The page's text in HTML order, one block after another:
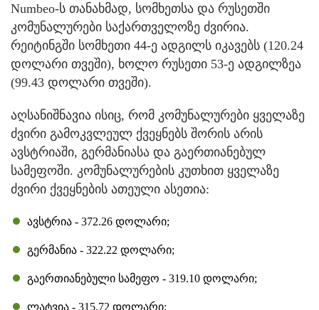
Numbeo-ს თანახმად, სომხეთსა და რუსეთში
კომუნალურები საქართველოზე ძვირია.
რეიტინგში სომხეთი 44-ე ადგილს იკავებს (120.24
დოლარი თვეში), ხოლო რუსეთი 53-ე ადგილზეა
(99.43 დოლარი თვეში).
აღსანიშნავია ისიც, რომ კომუნალურები ყველაზე
ძვირი გამოკვლეულ ქვეყნებს შორის არის
ავსტრიაში, გერმანიასა და გაერთიანებულ
სამეფოში. კომუნალურების კუთხით ყველაზე
ძვირი ქვეყნების ათეული ასეთია:
ავსტრია - 372.26 დოლარი;
გერმანია - 322.22 დოლარი;
გაერთიანებული სამეფო - 319.10 დოლარი;
ლატვია - 315.72 დოლარი;